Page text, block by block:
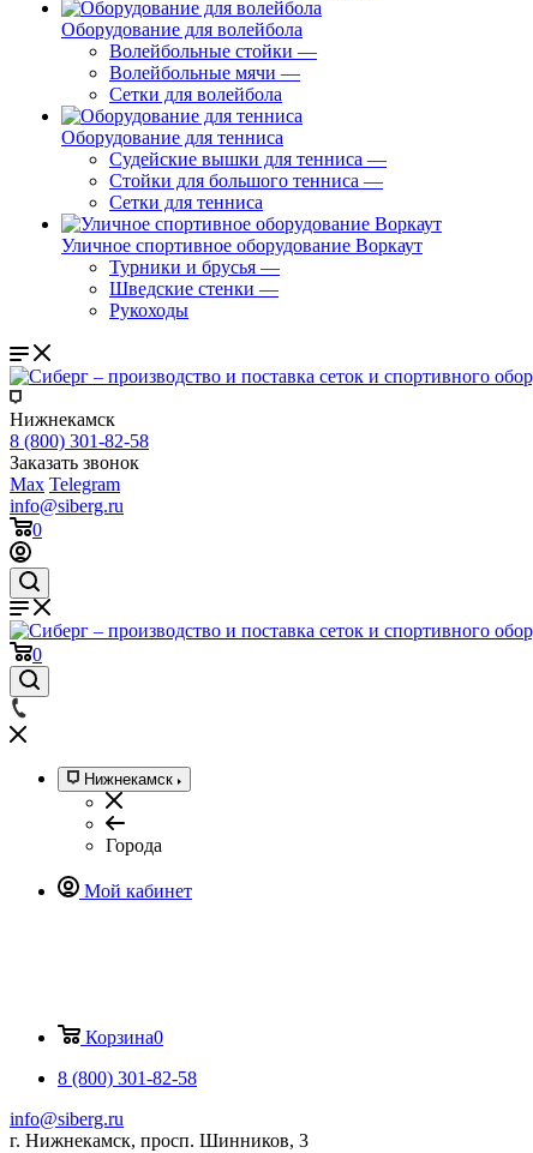
Оборудование для волейбола
Волейбольные стойки —
Волейбольные мячи —
Сетки для волейбола
Оборудование для тенниса
Судейские вышки для тенниса —
Стойки для большого тенниса —
Сетки для тенниса
Уличное спортивное оборудование Воркаут
Турники и брусья —
Шведские стенки —
Рукоходы
Нижнекамск
8 (800) 301-82-58
Заказать звонок
Max Telegram
info@siberg.ru
0
0
Нижнекамск
Города
Мой кабинет
Корзина0
8 (800) 301-82-58
info@siberg.ru
г. Нижнекамск, просп. Шинников, 3